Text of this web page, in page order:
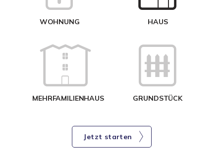
WOHNUNG HAUS
MEHRFAMILIENHAUS GRUNDSTÜCK
Jetzt starten